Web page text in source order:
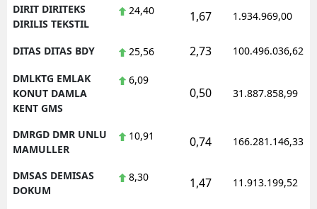
DIRIT DIRITEKS
DIRILIS TEKSTIL
24,40 1,67 1.934.969,00
DITAS DITAS BDY 25,56 2,73 100.496.036,62
DMLKTG EMLAK
KONUT DAMLA
KENT GMS
6,09
0,50 31.887.858,99
DMRGD DMR UNLU
MAMULLER
10,91 0,74 166.281.146,33
DMSAS DEMISAS
DOKUM
8,30 1,47 11.913.199,52